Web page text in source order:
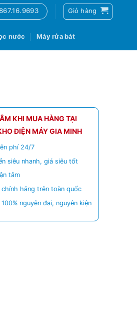
Giỏ hàng
nước Máy rửa bát
KHI MUA HÀNG TẠI
ĐIỆN MÁY GIA MINH
phí 24/7
siêu nhanh, giá siêu tốt
tâm
chính hãng trên toàn quốc
nguyên đai, nguyên kiện